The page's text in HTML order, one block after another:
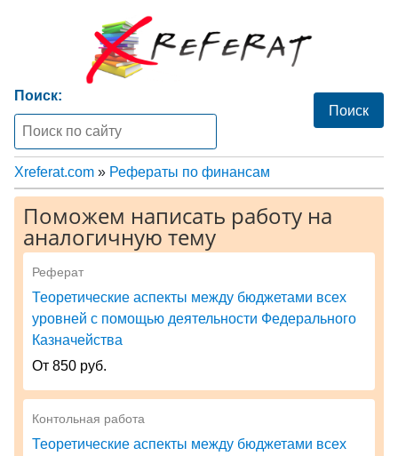
Поиск:
Xreferat.com » Рефераты по финансам
Поможем написать работу на
аналогичную тему
Реферат
Теоретические аспекты между бюджетами всех
уровней с помощью деятельности Федерального
Казначейства
От 850 руб.
Контольная работа
Теоретические аспекты между бюджетами всех